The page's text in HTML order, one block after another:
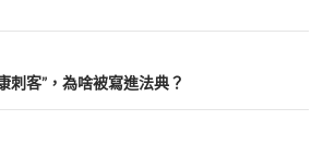
刺客”，為啥被寫進法典？